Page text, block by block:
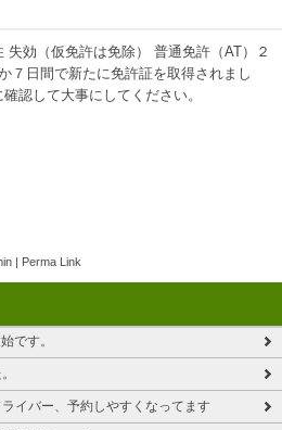
失効（仮免許は免除） 普通免許（AT）２
７日間で新たに免許証を取得されまし
認して大事にしてください。
Perma Link
す。
イバー、予約しやすくなってます